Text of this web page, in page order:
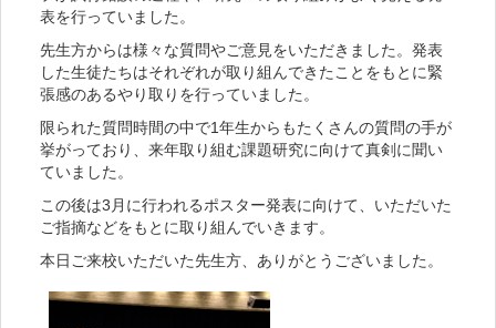
表を行っていました。
先生方からは様々な質問やご意見をいただきました。発表
した生徒たちはそれぞれが取り組んできたことをもとに緊
張感のあるやり取りを行っていました。
限られた質問時間の中で1年生からもたくさんの質問の手が
挙がっており、来年取り組む課題研究に向けて真剣に聞い
ていました。
この後は3月に行われるポスター発表に向けて、いただいた
ご指摘などをもとに取り組んでいきます。
本日ご来校いただいた先生方、ありがとうございました。